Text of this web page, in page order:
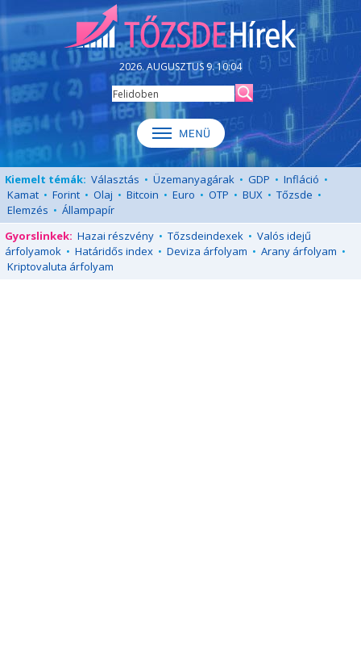
2026. AUGUSZTUS 9. 10:04
Kiemelt témák: Választás • Üzemanyagárak • GDP • Infláció •
Kamat • Forint • Olaj • Bitcoin • Euro • OTP • BUX • Tőzsde •
Elemzés • Állampapír
Gyorslinkek: Hazai részvény • Tőzsdeindexek • Valós idejű
árfolyamok • Határidős index • Deviza árfolyam • Arany árfolyam •
Kriptovaluta árfolyam